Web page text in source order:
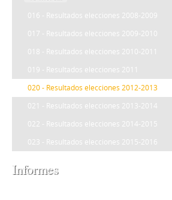
016 - Resultados elecciones 2008-2009
017 - Resultados elecciones 2009-2010
018 - Resultados elecciones 2010-2011
019 - Resultados elecciones 2011
020 - Resultados elecciones 2012-2013
021 - Resultados elecciones 2013-2014
022 - Resultados elecciones 2014-2015
023 - Resultados elecciones 2015-2016
Informes